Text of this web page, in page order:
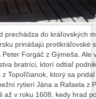
prechádza do kráľovských
prinášajú protikráľovské
Forgáč z Gýmeša. Ale
bratríci, ktorí odtiaľ
Topoľčianok, ktorý sa
rytieri Jána a Rafaela z
až v roku 1608, kedy hrad